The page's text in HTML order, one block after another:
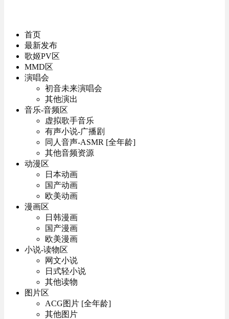
首页
最新发布
歌姬PV区
MMD区
演唱会
初音未来演唱会
其他演出
音乐-音频区
虚拟歌手音乐
有声小说-广播剧
同人音声-ASMR [全年龄]
其他音频资源
动漫区
日本动画
国产动画
欧美动画
漫画区
日韩漫画
国产漫画
欧美漫画
小说-读物区
网文小说
日式轻小说
其他读物
图片区
ACG图片 [全年龄]
其他图片